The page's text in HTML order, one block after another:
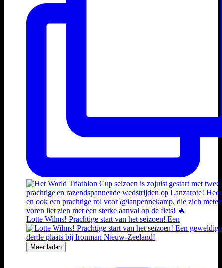
Lotte Wilms! Prachtige start van het seizoen! Een
Meer laden